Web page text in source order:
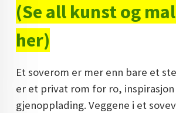
FARGERIK KUNST
MALERIER TIL SALGS
KUNST
KUNSTNER BLOGG - EN KUNSTNERS DAGBOK
STORE MALERIER TIL STUE
(Se all kunst og
her)
Et soverom er mer enn bare et
er et privat rom for ro, inspirasjon
gjenopplading. Veggene i et